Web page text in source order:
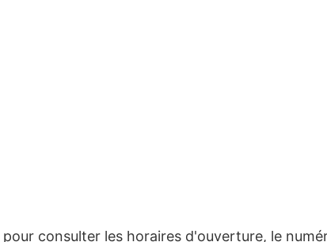
pour consulter les horaires d'ouverture, le